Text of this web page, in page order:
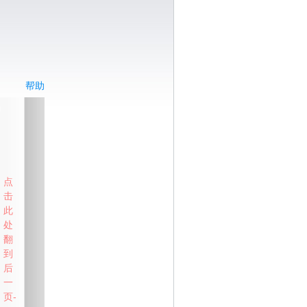
帮助
点
击
此
处
翻
到
后
一
页-